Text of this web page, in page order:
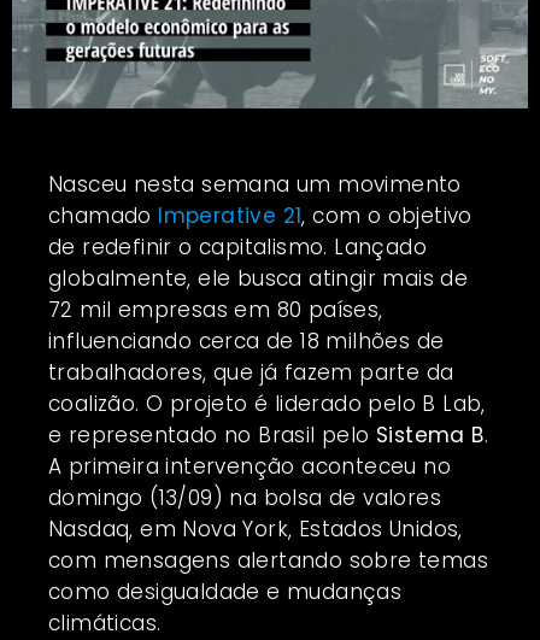
Nasceu nesta semana um movimento
chamado Imperative 21, com o objetivo
de redefinir o capitalismo. Lançado
globalmente, ele busca atingir mais de
72 mil empresas em 80 países,
influenciando cerca de 18 milhões de
trabalhadores, que já fazem parte da
coalizão. O projeto é liderado pelo B Lab,
e representado no Brasil pelo Sistema B.
A primeira intervenção aconteceu no
domingo (13/09) na bolsa de valores
Nasdaq, em Nova York, Estados Unidos,
com mensagens alertando sobre temas
como desigualdade e mudanças
climáticas.